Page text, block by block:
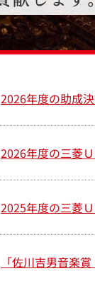
2026年度の助成
2026年度の三菱
2025年度の三菱
「佐川吉男音楽